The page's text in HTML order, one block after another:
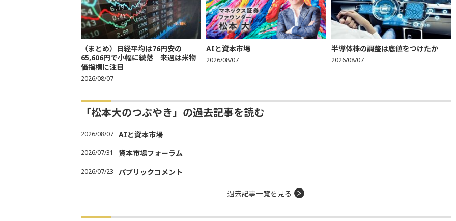
（まとめ）日経平均は76円安の
65,606円で小幅に続落 来週は米物
価指標に注目
2026/08/07
AIと資本市場
2026/08/07
半導体株の調整は底値をつけたか
2026/08/07
「松本大のつぶやき」の過去記事を読む
2026/08/07 AIと資本市場
2026/07/31 資本市場フォーラム
2026/07/23 パブリックコメント
過去記事一覧を見る